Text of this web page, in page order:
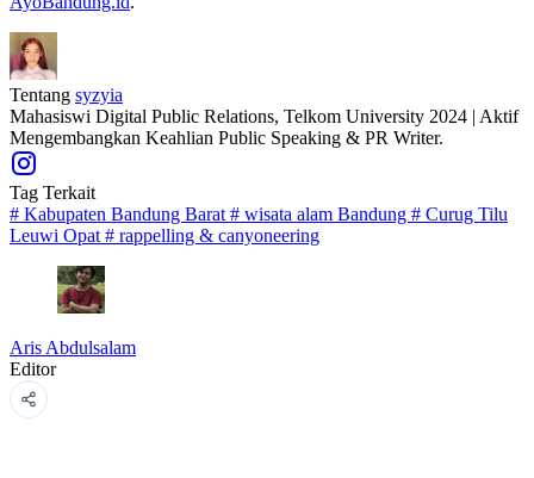
Tentang syzyia
Mahasiswi Digital Public Relations, Telkom University 2024 | Aktif
Mengembangkan Keahlian Public Speaking & PR Writer.
Tag Terkait
# Kabupaten Bandung Barat # wisata alam Bandung # Curug Tilu
Leuwi Opat # rappelling & canyoneering
Aris Abdulsalam
Editor